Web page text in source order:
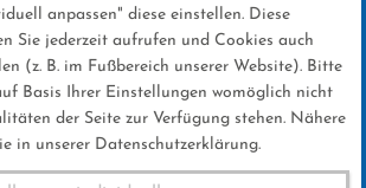
anpassen" diese einstellen. Diese
Sie jederzeit aufrufen und Cookies auch
(z. B. im Fußbereich unserer Website). Bitte
Basis Ihrer Einstellungen womöglich nicht
der Seite zur Verfügung stehen. Nähere
in unserer Datenschutzerklärung.